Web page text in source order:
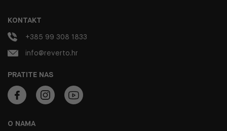
O NAMA
PRATITE NAS
KONTAKT
+385 99 308 1833
info@reverto.hr